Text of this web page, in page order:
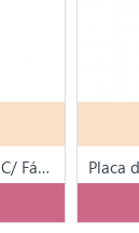
Placa Pergaminho C/ Fátima Aparição